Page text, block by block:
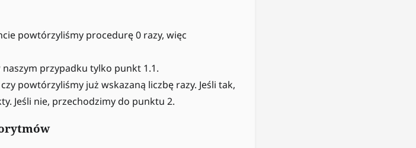
powtórzyliśmy procedurę 0 razy, więc
przypadku tylko punkt 1.1.
powtórzyliśmy już wskazaną liczbę razy. Jeśli tak,
Jeśli nie, przechodzimy do punktu 2.